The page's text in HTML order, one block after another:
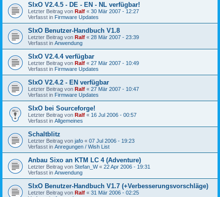
SIxO V2.4.5 - DE - EN - NL verfügbar!
Letzter Beitrag von Ralf « 30 Mär 2007 - 12:27
Verfasst in Firmware Updates
SIxO Benutzer-Handbuch V1.8
Letzter Beitrag von Ralf « 28 Mär 2007 - 23:39
Verfasst in Anwendung
SIxO V2.4.4 verfügbar
Letzter Beitrag von Ralf « 27 Mär 2007 - 10:49
Verfasst in Firmware Updates
SIxO V2.4.2 - EN verfügbar
Letzter Beitrag von Ralf « 27 Mär 2007 - 10:47
Verfasst in Firmware Updates
SIxO bei Sourceforge!
Letzter Beitrag von Ralf « 16 Jul 2006 - 00:57
Verfasst in Allgemeines
Schaltblitz
Letzter Beitrag von jafo « 07 Jul 2006 - 19:23
Verfasst in Anregungen / Wish List
Anbau Sixo an KTM LC 4 (Adventure)
Letzter Beitrag von Stefan_W« 22 Apr 2006 - 19:31
Verfasst in Anwendung
SIxO Benutzer-Handbuch V1.7 (+Verbesserungsvorschläge)
Letzter Beitrag von Ralf « 31 Mär 2006 - 02:25